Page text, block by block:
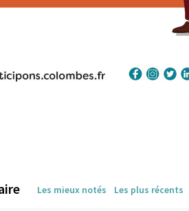
Les mieux notés Les plus récents